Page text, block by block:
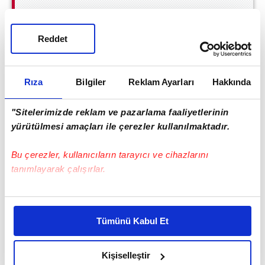
Rıza Bilgiler Reklam Ayarları Hakkında
"Sitelerimizde reklam ve pazarlama faaliyetlerinin
yürütülmesi amaçları ile çerezler kullanılmaktadır.
Bu çerezler, kullanıcıların tarayıcı ve cihazlarını
tanımlayarak çalışırlar.
Bu çerezlere izin vermeniz halinde sizlere özel
daha iyi reklam deneyimi yaşatabiliriz. Bunu yaparken
amacımızın size daha iyi bir reklam deneyimi sunmak
olduğunu ve sizlere en iyi içerikleri sunabilmek adına
Tümünü Kabul Et
Kişiselleştir
Reddet
alımı başvuru şartları nelerdir?